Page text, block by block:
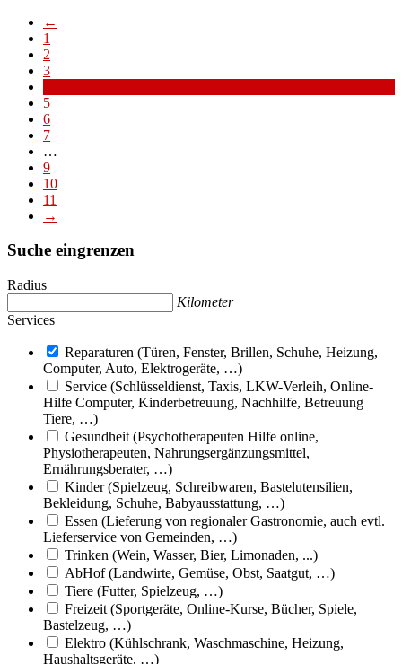
←
1
2
3
5
6
7
…
9
10
11
→
Suche eingrenzen
Radius
Kilometer
Services
Reparaturen (Türen, Fenster, Brillen, Schuhe, Heizung,
Computer, Auto, Elektrogeräte, …)
Service (Schlüsseldienst, Taxis, LKW-Verleih, Online-
Hilfe Computer, Kinderbetreuung, Nachhilfe, Betreuung
Tiere, …)
Gesundheit (Psychotherapeuten Hilfe online,
Physiotherapeuten, Nahrungsergänzungsmittel,
Ernährungsberater, …)
Kinder (Spielzeug, Schreibwaren, Bastelutensilien,
Bekleidung, Schuhe, Babyausstattung, …)
Essen (Lieferung von regionaler Gastronomie, auch evtl.
Lieferservice von Gemeinden, …)
Trinken (Wein, Wasser, Bier, Limonaden, ...)
AbHof (Landwirte, Gemüse, Obst, Saatgut, …)
Tiere (Futter, Spielzeug, …)
Freizeit (Sportgeräte, Online-Kurse, Bücher, Spiele,
Bastelzeug, …)
Elektro (Kühlschrank, Waschmaschine, Heizung,
Haushaltsgeräte, …)